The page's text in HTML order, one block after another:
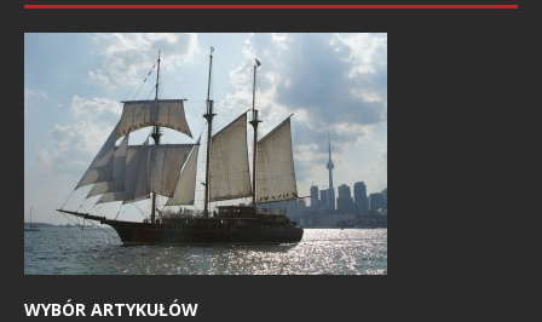
WYBÓR ARTYKUŁÓW